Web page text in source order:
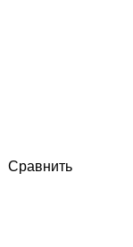
Сравнить